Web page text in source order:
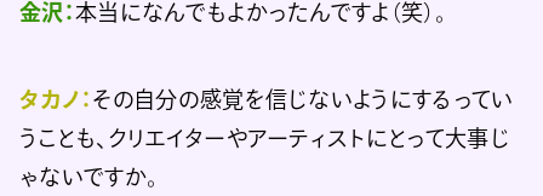
金沢：本当になんでもよかったんですよ（笑）。
タカノ： その自分の感覚を信じないようにするってい
うことも、クリエイターやアーティストにとって大事じ
ゃないですか。